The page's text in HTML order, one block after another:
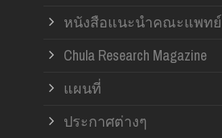
หนังสือแนะนำคณะแพทย์
Chula Research Magazine
แผนที่
ประกาศต่างๆ